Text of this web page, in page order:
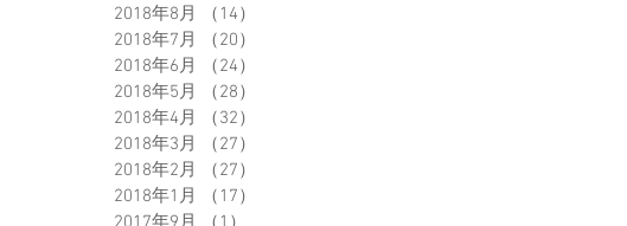
2018年8月
（14）
2018年7月
（20）
2018年6月
（24）
2018年5月
（28）
2018年4月
（32）
2018年3月
（27）
2018年2月
（27）
2018年1月
（17）